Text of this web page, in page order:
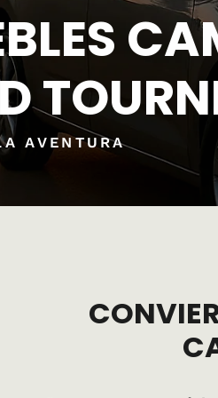
AVENTURA